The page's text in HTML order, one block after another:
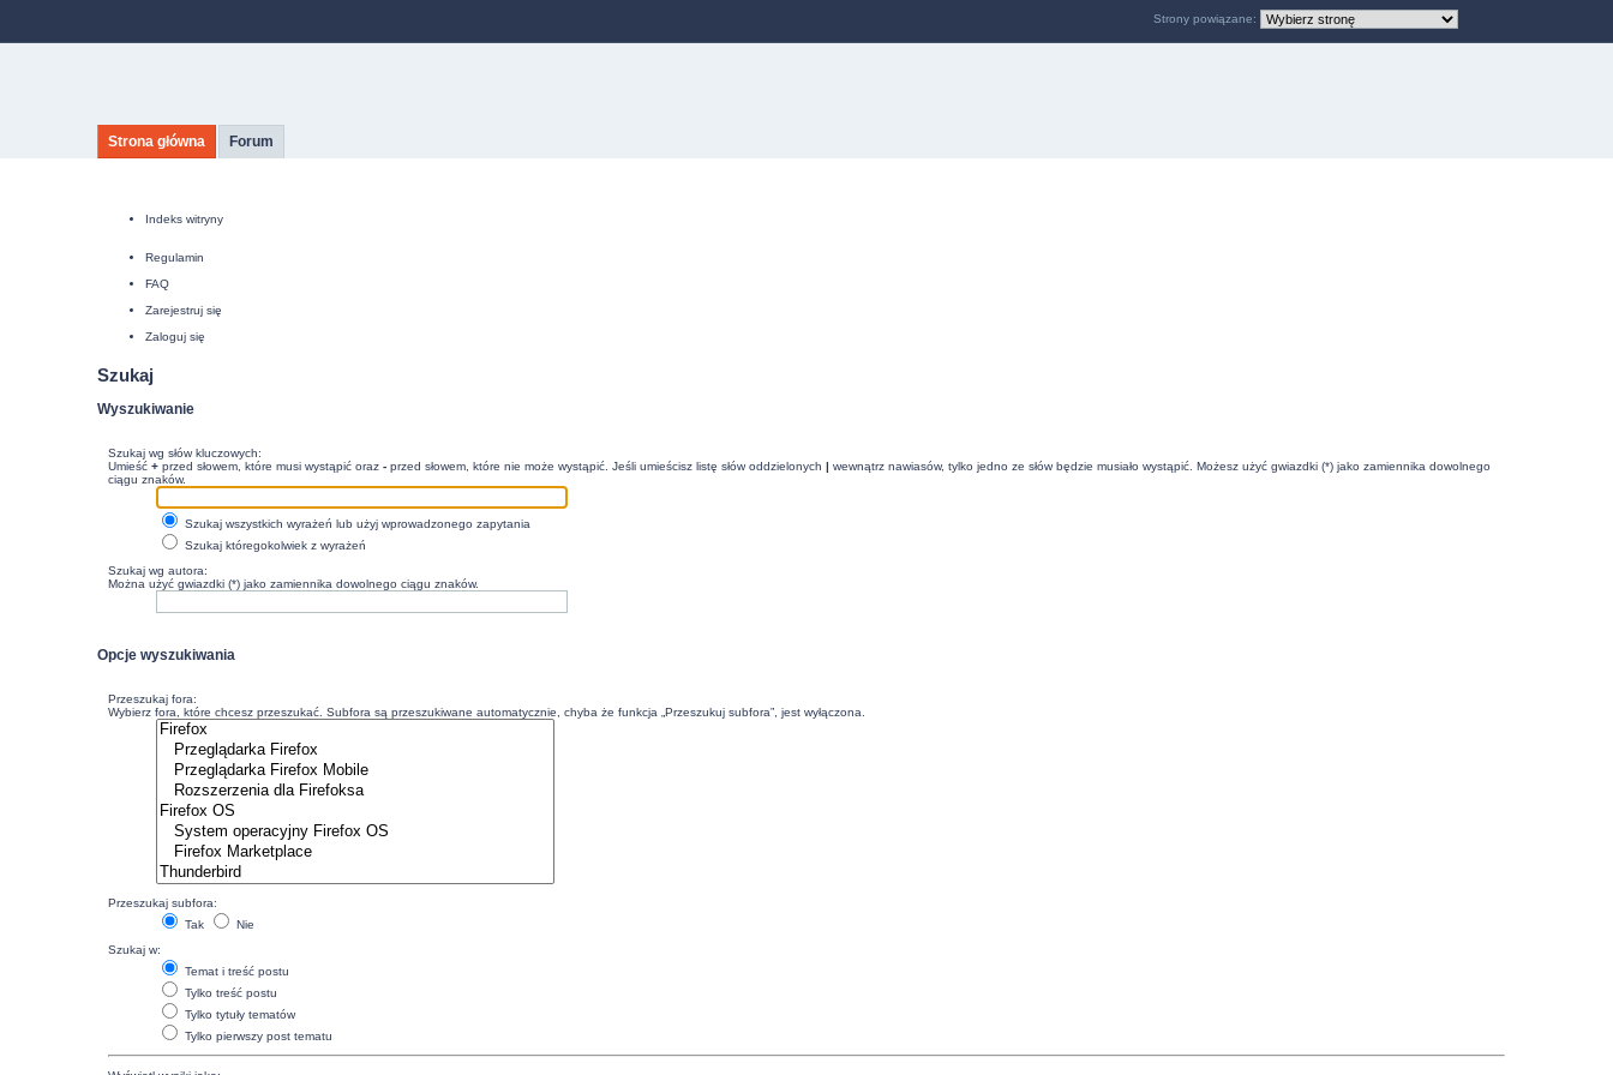
Strona główna Forum
Indeks witryny
Regulamin
FAQ
Zarejestruj się
Zaloguj się
Szukaj
Wyszukiwanie
Szukaj wg słów kluczowych:
Umieść+ przed słowem, które musi wystąpić oraz- przed słowem, które nie może wystąpić. Jeśli umieścisz listę słów oddzielonych| wewnątrz nawiasów, tylko jedno ze słów będzie musiało wystąpić. Możesz użyć gwiazdki (*) jako zamiennika dowolnego
ciągu znaków.
Szukaj wszystkich wyrażeń lub użyj wprowadzonego zapytania
Szukaj któregokolwiek z wyrażeń
Szukaj wg autora:
Można użyć gwiazdki (*) jako zamiennika dowolnego ciągu znaków.
Opcje wyszukiwania
Przeszukaj fora:
Wybierz fora, które chcesz przeszukać. Subfora są przeszukiwane automatycznie, chyba że funkcja „Przeszukuj subfora”, jest wyłączona.
Przeszukaj subfora:
Tak
Nie
Szukaj w:
Temat i treść postu
Tylko treść postu
Tylko tytuły tematów
Tylko pierwszy post tematu
Strony powiązane: